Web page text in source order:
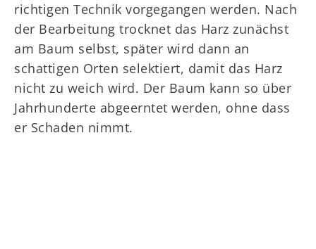
richtigen Technik vorgegangen werden. Nach
der Bearbeitung trocknet das Harz zunächst
am Baum selbst, später wird dann an
schattigen Orten selektiert, damit das Harz
nicht zu weich wird. Der Baum kann so über
Jahrhunderte abgeerntet werden, ohne dass
er Schaden nimmt.